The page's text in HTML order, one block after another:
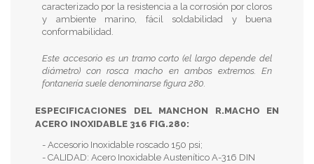
caracterizado por la resistencia a la corrosión por cloros
y ambiente marino, fácil soldabilidad y buena
conformabilidad.
Este accesorio es un tramo corto (el largo depende del
diámetro) con rosca macho en ambos extremos. En
fontanería suele denominarse figura 280.
ESPECIFICACIONES DEL MANCHON R.MACHO EN
ACERO INOXIDABLE 316 FIG.280:
- Accesorio Inoxidable roscado 150 psi;
- CALIDAD: Acero Inoxidable Austenítico A-316 DIN